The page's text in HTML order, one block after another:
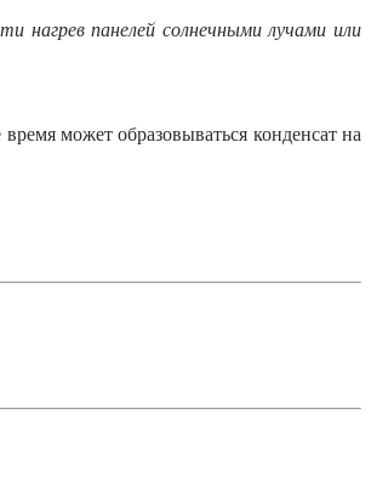
нагрев панелей солнечными лучами или
может образовываться конденсат на